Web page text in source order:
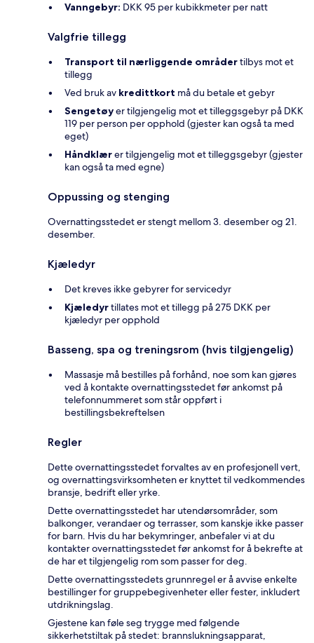
Vanngebyr: DKK 95 per kubikkmeter per natt
Valgfrie tillegg
Transport til nærliggende områdertilbys mot et
tillegg
Ved bruk av kredittkort må du betale et gebyr
Sengetøyer tilgjengelig mot et tilleggsgebyr på DKK
119 per person per opphold (gjester kan også ta med
eget)
Håndklærer tilgjengelig mot et tilleggsgebyr (gjester
kan også ta med egne)
Oppussing og stenging
Overnattingsstedet er stengt mellom 3. desember og 21.
desember.
Kjæledyr
Det kreves ikke gebyrer for servicedyr
Kjæledyrtillates mot et tillegg på 275 DKK per
kjæledyr per opphold
Basseng, spa og treningsrom (hvis tilgjengelig)
Massasje må bestilles på forhånd, noe som kan gjøres
ved å kontakte overnattingsstedet før ankomst på
telefonnummeret som står oppført i
bestillingsbekreftelsen
Regler
Dette overnattingsstedet forvaltes av en profesjonell vert,
og overnattingsvirksomheten er knyttet til vedkommendes
bransje, bedrift eller yrke.
Dette overnattingsstedet har utendørsområder, som
balkonger, verandaer og terrasser, som kanskje ikke passer
for barn. Hvis du har bekymringer, anbefaler vi at du
kontakter overnattingsstedet før ankomst for å bekrefte at
de har et tilgjengelig rom som passer for deg.
Dette overnattingsstedets grunnregel er å avvise enkelte
bestillinger for gruppebegivenheter eller fester, inkludert
utdrikningslag.
Gjestene kan føle seg trygge med følgende
sikkerhetstiltak på stedet: brannslukningsapparat,